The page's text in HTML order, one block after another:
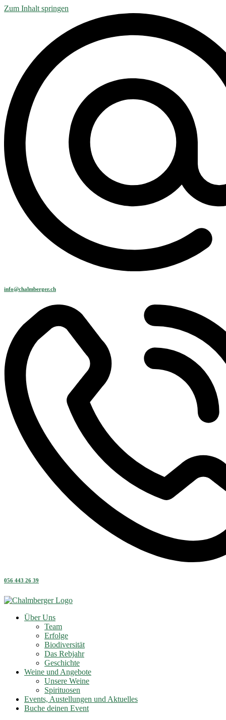
Zum Inhalt springen
info@chalmberger.ch
056 443 26 39
Über Uns
Team
Erfolge
Biodiversität
Das Rebjahr
Geschichte
Weine und Angebote
Unsere Weine
Spirituosen
Events, Austellungen und Aktuelles
Buche deinen Event